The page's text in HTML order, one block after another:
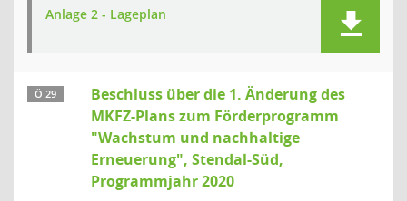
Anlage 2 - Lageplan
Ö 29
Beschluss über die 1. Änderung des
MKFZ-Plans zum Förderprogramm
"Wachstum und nachhaltige
Erneuerung", Stendal-Süd,
Programmjahr 2020